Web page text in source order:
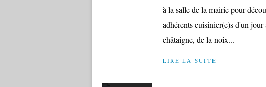
à la salle de la mairie pour
adhérents cuisinier(e)s d'un
châtaigne, de la noix...
LIRE LA SUITE